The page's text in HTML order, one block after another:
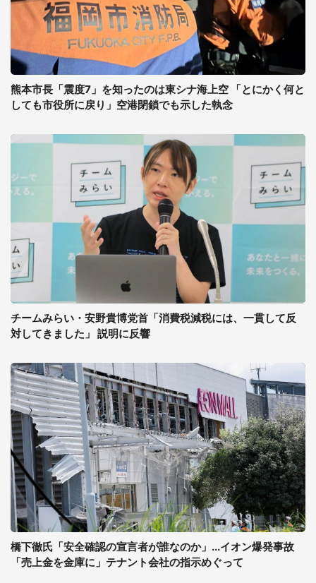
熊本市長「震度7」を知ったのは東シナ海上空 「とにかく何と
しても市役所に戻り」空港閉鎖でも示した執念
チームみらい・安野貴博党首「消費税減税には、一貫して反
対してきました」 説明に反響
橋下徹氏「安全確認の宣言者が誰なのか」...イオン爆発事故
「売上金を金庫に」テナント会社の指示めぐって